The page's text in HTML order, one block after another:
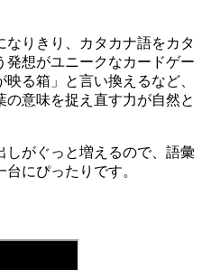
なりきり、カタカナ語をカタ
発想がユニークなカードゲー
る箱」と言い換えるなど、
意味を捉え直す力が自然と
しがぐっと増えるので、語彙
にぴったりです。